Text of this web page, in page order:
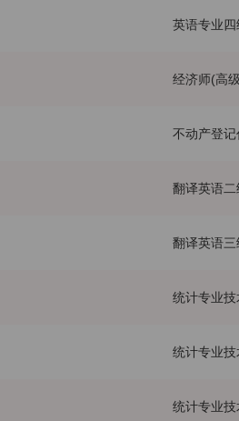
英语专业
经济师(高
不动产登
翻译英语二
翻译英语三
统计专业
统计专业
统计专业